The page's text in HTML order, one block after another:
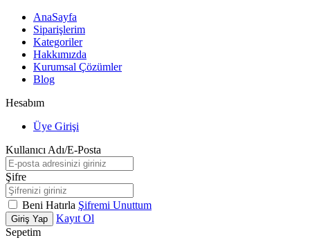
AnaSayfa
Siparişlerim
Kategoriler
Hakkımızda
Kurumsal Çözümler
Blog
Hesabım
Üye Girişi
Kullanıcı Adı/E-Posta
Şifre
Beni Hatırla Şifremi Unuttum
Giriş Yap
Kayıt Ol
Sepetim